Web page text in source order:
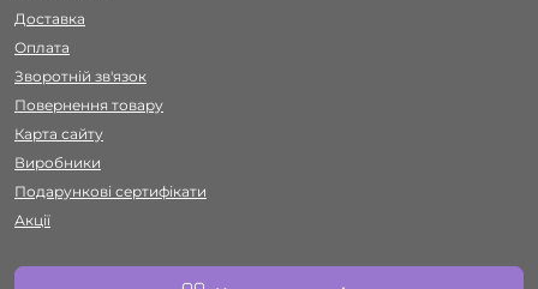
Доставка
Оплата
Зворотній зв'язок
Повернення товару
Карта сайту
Виробники
Подарункові сертифікати
Акції